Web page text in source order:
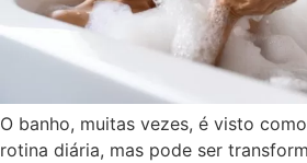
O banho, muitas vezes, é visto
rotina diária, mas pode ser